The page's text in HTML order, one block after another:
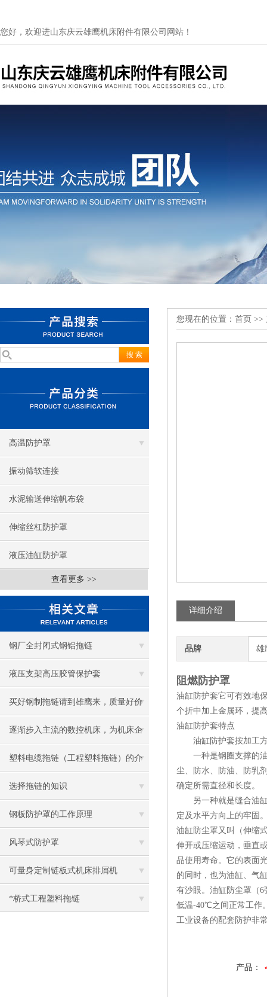
您好，欢迎进山东庆云雄鹰机床附件有限公司网站！
高温防护罩
振动筛软连接
水泥输送伸缩帆布袋
伸缩丝杠防护罩
液压油缸防护罩
查看更多 >>
钢厂全封闭式钢铝拖链
液压支架高压胶管保护套
买好钢制拖链请到雄鹰来，质量好价
位低方便快捷
逐渐步入主流的数控机床，为机床企
业带来商机
塑料电缆拖链（工程塑料拖链）的介
绍
选择拖链的知识
钢板防护罩的工作原理
风琴式防护罩
可量身定制链板式机床排屑机
*桥式工程塑料拖链
您现在的位置： 首页 >>
详细介绍
品牌 雄
阻燃防护罩
油缸防护套它可有效地
个折中加上金属环，提
油缸防护套特点
油缸防护套按加工方
一种是钢圈支撑的油
尘、防水、防油、防乳
确定所需直径和长度。
另一种就是缝合油缸
定及水平方向上的牢固
油缸防尘罩又叫（伸缩
伸开或压缩运动，垂直
品使用寿命。它的表面
的同时，也为油缸、气
有沙眼。油缸防尘罩
低温-40℃之间正常工
工业设备的配套防护非
产品：